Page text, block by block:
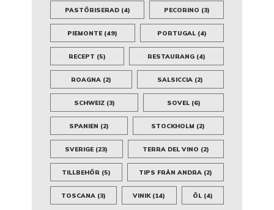
PASTÖRISERAD(4) PECORINO (3)
PIEMONTE (49) PORTUGAL(4)
RECEPT (5) RESTAURANG (4)
ROAGNA(2) SALSICCIA (2)
SCHWEIZ(3) SOVEL(6)
SPANIEN (2) STOCKHOLM (2)
SVERIGE (23) TERRA DEL VINO (2)
TILLBEHÖR (5) TIPS FRÅN ANDRA (2)
TOSCANA (3) VINIK(14) ÖL(4)